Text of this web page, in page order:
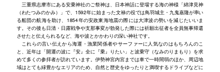
三重県志摩市にある安乗神社のご祭神は、日本神話に登場する海の神様「綿津見神
（わたつみのかみ）」で、1592年に始まった文禄の役では鳥羽城主・九鬼嘉隆が率い
る船団の航海を助け、1854年の安政東海地震の際には大津波の勢いを減じたいいま
す。その後も日清・日露戦争や支那事変が勃発した際には祈願出征者を全員無事帰還
させたと伝えられるなど、海や波とかかわりの深い神社です。
これらの言い伝えから海運・漁業関係者やサーファーに人気なのはもちろんのこ
と、近年は「開運の波に『安』全に『乗』りたい」と波乗守（なみのりまもり）を求
めて多くの参拝者が訪れています。伊勢神宮内宮までは車で一時間弱のほか、周辺地
域はとても緑豊かなエリアのため、自然と歴史をゆったりと満喫するドライブなどに